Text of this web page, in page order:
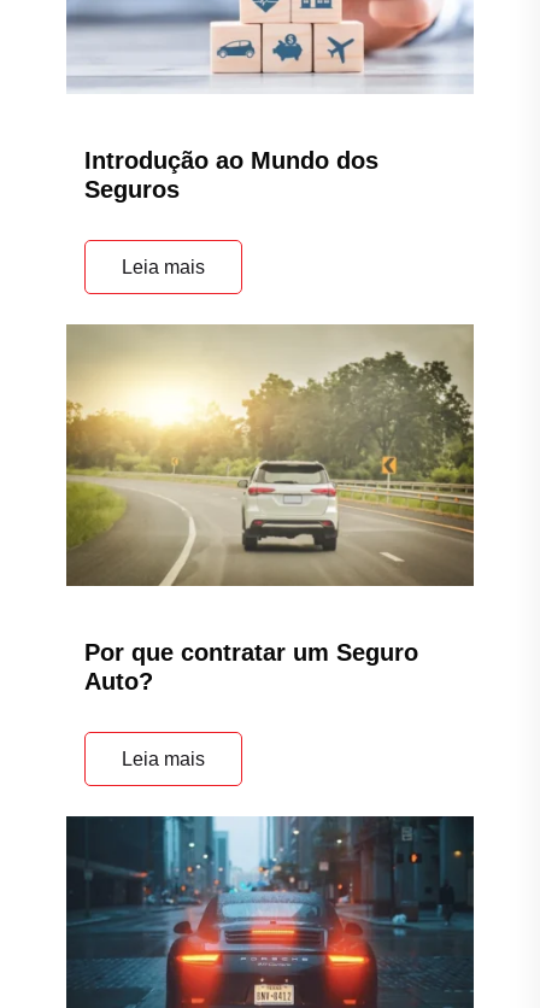
Introdução ao Mundo dos
Seguros
Leia mais
Por que contratar um Seguro
Auto?
Leia mais